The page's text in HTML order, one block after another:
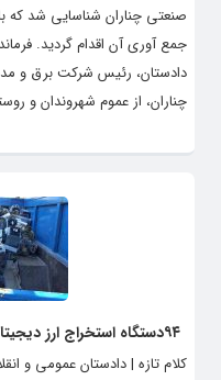
صنعتی چناران شناسایی شد که
جمع آوری آن اقدام گردید.
دادستان، رئیس شرکت برق و
چناران، از عموم شهروندان و
۹۴دستگاه استخراج ارز دیجیتال غیر مجاز در گلبهار کشف شد